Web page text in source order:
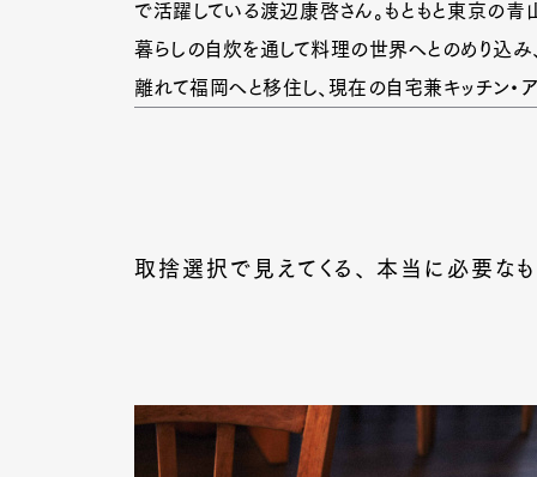
で活躍している渡辺康啓さん。もともと東京の青
暮らしの自炊を通して料理の世界へとのめり込
離れて福岡へと移住し、現在の自宅兼キッチン・
取捨選択で見えてくる、 本当に必要なも